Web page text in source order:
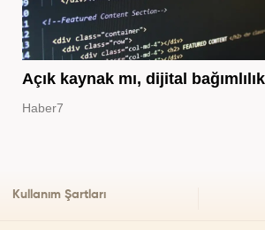
Açık kaynak mı, dijital
Haber7
Kullanım Şartları